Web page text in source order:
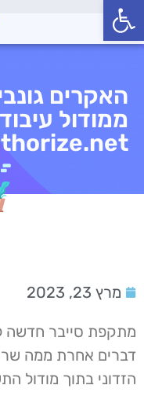
פתח סרגל
האקרים
ממודול
מרץ 23, 2023
מתקפת סייבר חדשה
דברים אחרת ממה